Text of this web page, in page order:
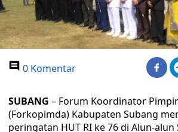
0 Komentar
SUBANG – Forum Koordinator
(Forkopimda) Kabupaten Subang
peringatan HUT RI ke 76 di Alun-alun